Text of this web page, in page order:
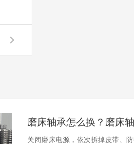
关闭磨床电源，依次拆掉皮带、